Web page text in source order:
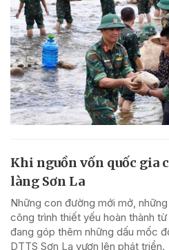
Khi nguồn vốn quốc gia
làng Sơn La
Những con đường mới mở,
công trình thiết yếu hoàn thành từ
đang góp thêm những dấu mốc
DTTS Sơn La vươn lên phát triển.